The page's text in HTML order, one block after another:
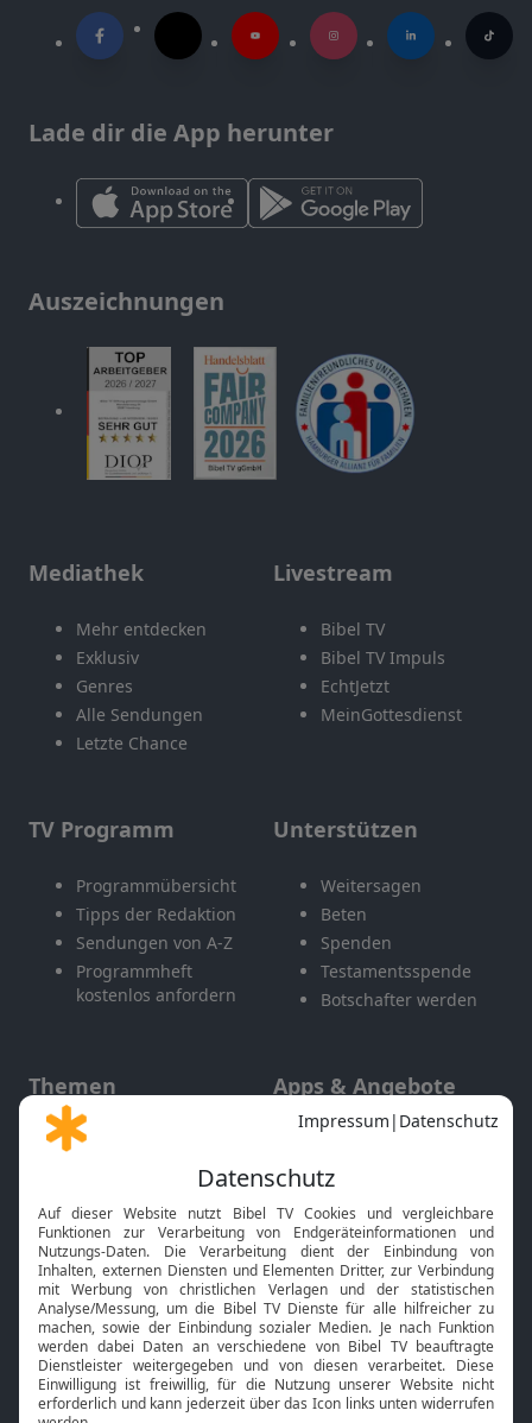
Lade dir die App herunter
Auszeichnungen
Mediathek
Mehr entdecken
Exklusiv
Genres
Alle Sendungen
Letzte Chance
Livestream
Bibel TV
Bibel TV Impuls
EchtJetzt
MeinGottesdienst
TV Programm
Programmübersicht
Tipps der Redaktion
Sendungen von A-Z
Programmheft
kostenlos anfordern
Unterstützen
Weitersagen
Beten
Spenden
Testamentsspende
Botschafter werden
Themen
Gott und Bibel erklärt
Neuigkeiten
Apps & Angebote
Mobile App
Smart TV
HbbTV
Bibelthek Online-Bibel
Nächster Gottesdienst
Bibel TV Service